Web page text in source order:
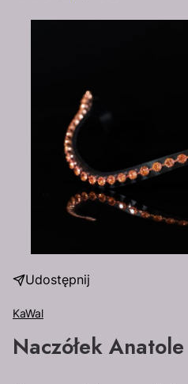
Udostępnij
KaWal
Naczółek Anatole